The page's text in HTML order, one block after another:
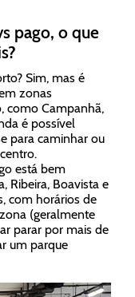
pago, o que
Sim, mas é
zonas
como Campanhã,
é possível
para caminhar ou
está bem
Ribeira, Boavista e
com horários de
(geralmente
parar por mais de
um parque